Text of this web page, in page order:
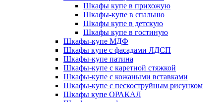
Шкафы купе в прихожую
Шкафы-купе в спальню
Шкафы купе в детскую
Шкафы купе в гостиную
Шкафы-купе МДФ
Шкафы купе с фасадами ЛДСП
Шкафы-купе патина
Шкафы-купе с каретной стяжкой
Шкафы-купе с кожаными вставками
Шкафы-купе с пескоструйным рисунком
Шкафы купе ОРАКАЛ